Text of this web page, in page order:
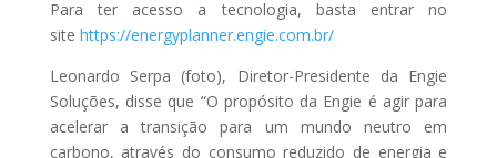
Para ter acesso a tecnologia, basta entrar no
site https://energyplanner.engie.com.br/
Leonardo Serpa (foto), Diretor-Presidente da Engie
Soluções, disse que “O propósito da Engie é agir para
acelerar a transição para um mundo neutro em
carbono, através do consumo reduzido de energia e